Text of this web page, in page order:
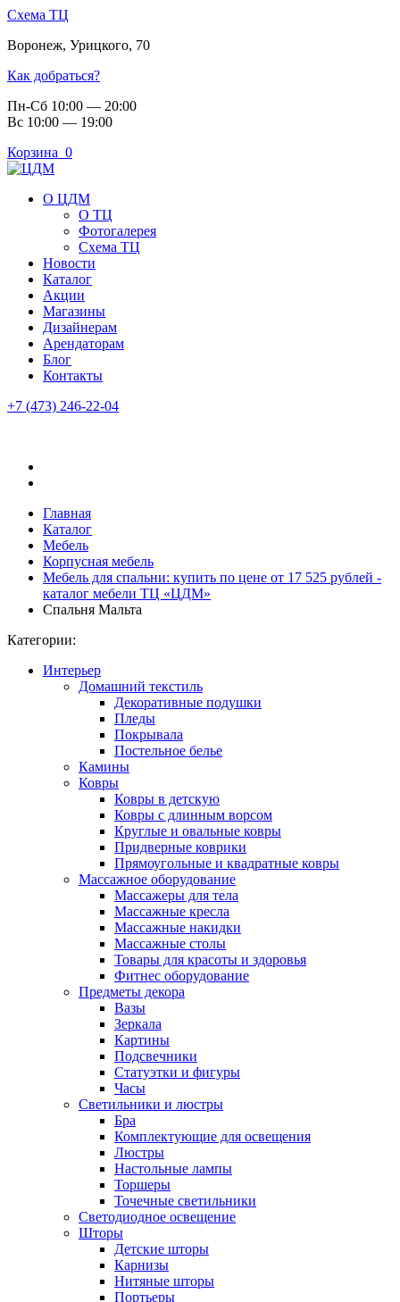
Схема ТЦ
Воронеж, Урицкого, 70
Как добраться?
Пн-Сб 10:00 — 20:00
Вс 10:00 — 19:00
Корзина 0
О ЦДМ
О ТЦ
Фотогалерея
Схема ТЦ
Новости
Каталог
Акции
Магазины
Дизайнерам
Арендаторам
Блог
Контакты
+7 (473) 246-22-04
Главная
Каталог
Мебель
Корпусная мебель
Мебель для спальни: купить по цене от 17 525 рублей -
каталог мебели ТЦ «ЦДМ»
Спальня Мальта
Категории:
Интерьер
Домашний текстиль
Декоративные подушки
Пледы
Покрывала
Постельное белье
Камины
Ковры
Ковры в детскую
Ковры с длинным ворсом
Круглые и овальные ковры
Придверные коврики
Прямоугольные и квадратные ковры
Массажное оборудование
Массажеры для тела
Массажные кресла
Массажные накидки
Массажные столы
Товары для красоты и здоровья
Фитнес оборудование
Предметы декора
Вазы
Зеркала
Картины
Подсвечники
Статуэтки и фигуры
Часы
Светильники и люстры
Бра
Комплектующие для освещения
Люстры
Настольные лампы
Торшеры
Точечные светильники
Светодиодное освещение
Шторы
Детские шторы
Карнизы
Нитяные шторы
Портьеры